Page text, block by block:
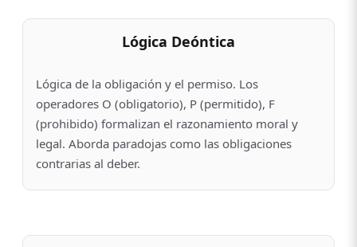
Lógica Deóntica
Lógica de la obligación y el permiso. Los
operadores O (obligatorio), P (permitido), F
(prohibido) formalizan el razonamiento moral y
legal. Aborda paradojas como las obligaciones
contrarias al deber.